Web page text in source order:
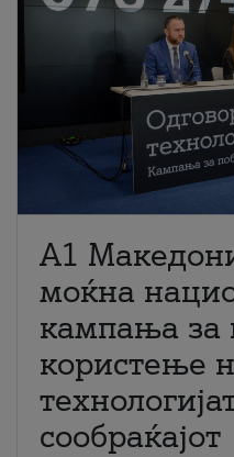
A1
моќна
кампања за
користење
сообраќајот